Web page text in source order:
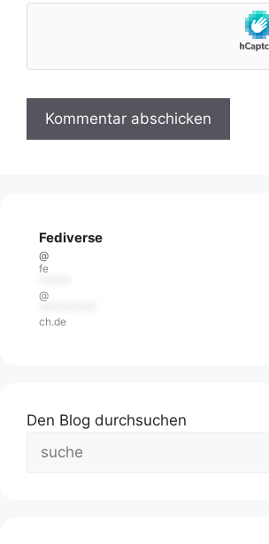
Fediverse
@
fe
@
ch.de
Den Blog durchsuchen